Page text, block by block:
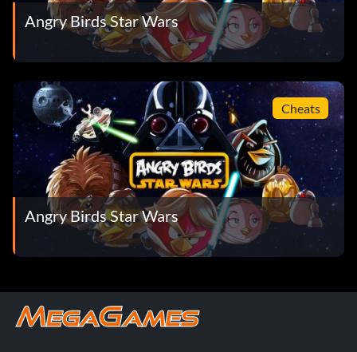
Angry Birds Star Wars
Cheats
Angry Birds Star Wars